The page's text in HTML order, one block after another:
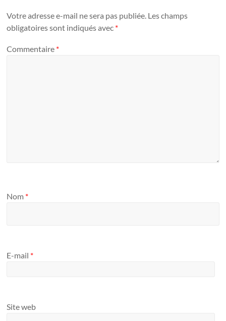
Votre adresse e-mail ne sera pas publiée. Les champs
obligatoires sont indiqués avec *
Commentaire *
Nom *
E-mail *
Site web